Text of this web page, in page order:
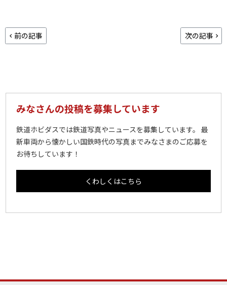
前の記事 次の記事
みなさんの投稿を募集しています
鉄道ホビダスでは鉄道写真やニュースを募集しています。 最
新車両から懐かしい国鉄時代の写真までみなさまのご応募を
お待ちしています！
くわしくはこちら